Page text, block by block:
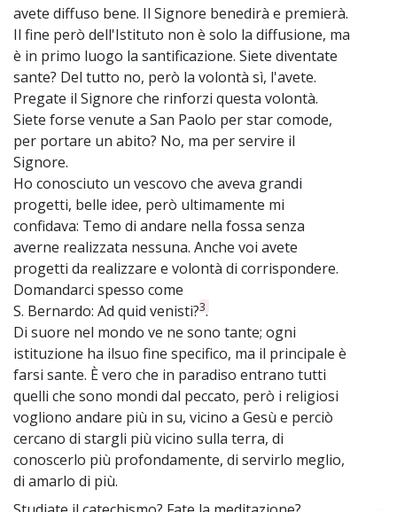
avete diffuso bene. Il Signore benedirà e premierà.
Il fine però dell'Istituto non è solo la diffusione, ma
è in primo luogo la santificazione. Siete diventate
sante? Del tutto no, però la volontà sì, l'avete.
Pregate il Signore che rinforzi questa volontà.
Siete forse venute a San Paolo per star comode,
per portare un abito? No, ma per servire il
Signore.
Ho conosciuto un vescovo che aveva grandi
progetti, belle idee, però ultimamente mi
confidava: Temo di andare nella fossa senza
averne realizzata nessuna. Anche voi avete
progetti da realizzare e volontà di corrispondere.
Domandarci spesso come
S. Bernardo: Ad quid venisti?3.
Di suore nel mondo ve ne sono tante; ogni
istituzione ha ilsuo fine specifico, ma il principale è
farsi sante. È vero che in paradiso entrano tutti
quelli che sono mondi dal peccato, però i religiosi
vogliono andare più in su, vicino a Gesù e perciò
cercano di stargli più vicino sulla terra, di
conoscerlo più profondamente, di servirlo meglio,
di amarlo di più.